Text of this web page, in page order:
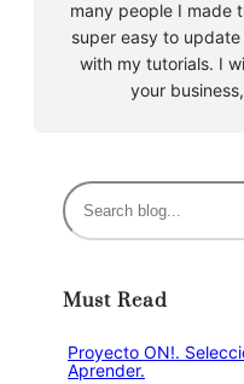
many people I made
super easy to
with my tutorials. I
your
B
u
a
Must Read
Proyecto ON!.
Aprender.